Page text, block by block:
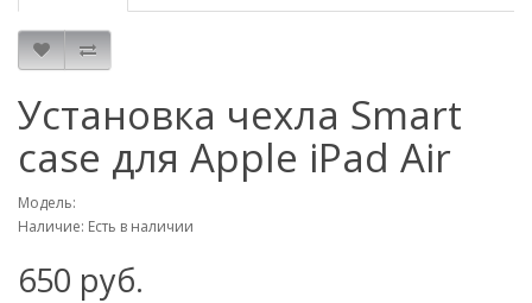
Установка чехла Smart
case для Apple iPad Air
Модель:
Наличие: Есть в наличии
650 руб.